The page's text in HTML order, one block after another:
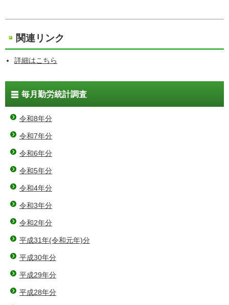
関連リンク
詳細はこちら
毎月勤労統計調査
令和8年分
令和7年分
令和6年分
令和5年分
令和4年分
令和3年分
令和2年分
平成31年(令和元年)分
平成30年分
平成29年分
平成28年分